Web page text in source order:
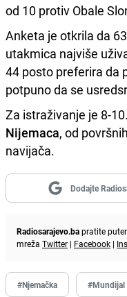
od 10 protiv Obale
Anketa je otkrila da
utakmica najviše
44 posto preferira da
potpuno da se
Za istraživanje je 8-
Nijemaca, od
navijača.
Dodajte
Radiosarajevo.bapratite
mreža Twitter | Facebook |
#Njemačka #Mundijal